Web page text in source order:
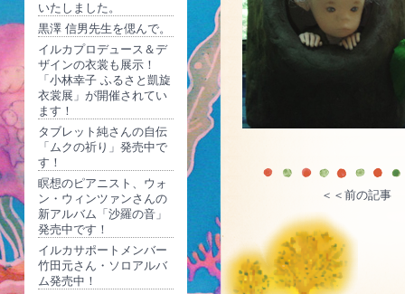
いたしました。
黒澤 信男先生を偲んで。
イルカプロデュース＆デ
ザインの衣裳も展示！
「小林幸子 ふるさと凱旋
衣裳展」が開催されてい
ます！
タブレット純さんの自伝
「ムクの祈り」発売中で
す！
瞑想のピアニスト、ウォ
ン・ウィンツァンさんの
新アルバム「沙羅の音」
発売中です！
イルカサポートメンバー
竹田元さん・ソロアルバ
ム発売中！
＜＜前の記事